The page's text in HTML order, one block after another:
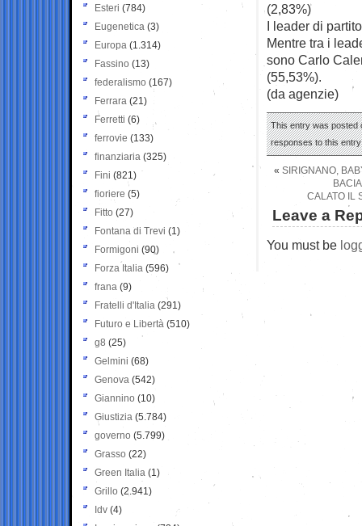
(2,83%)
I leader di partito
Mentre tra i
sono Carlo
(55,53%).
(da agenzie)
This entry was posted
responses to this
« SIRIGNANO,
CALATO IL
Leave a
You must be
Esteri (784)
Eugenetica (3)
Europa (1.314)
Fassino (13)
federalismo (167)
Ferrara (21)
Ferretti (6)
ferrovie (133)
finanziaria (325)
Fini (821)
fioriere (5)
Fitto (27)
Fontana di Trevi (1)
Formigoni (90)
Forza Italia (596)
frana (9)
Fratelli d'Italia (291)
Futuro e Libertà (510)
g8 (25)
Gelmini (68)
Genova (542)
Giannino (10)
Giustizia (5.784)
governo (5.799)
Grasso (22)
Green Italia (1)
Grillo (2.941)
Idv (4)